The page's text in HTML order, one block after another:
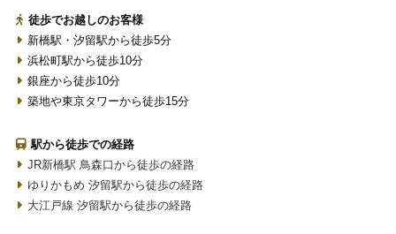
徒歩でお越しのお客様
新橋駅・汐留駅から徒歩5分
浜松町駅から徒歩10分
銀座から徒歩10分
築地や東京タワーから徒歩15分
駅から徒歩での経路
JR新橋駅 鳥森口から徒歩の経路
ゆりかもめ 汐留駅から徒歩の経路
大江戸線 汐留駅から徒歩の経路